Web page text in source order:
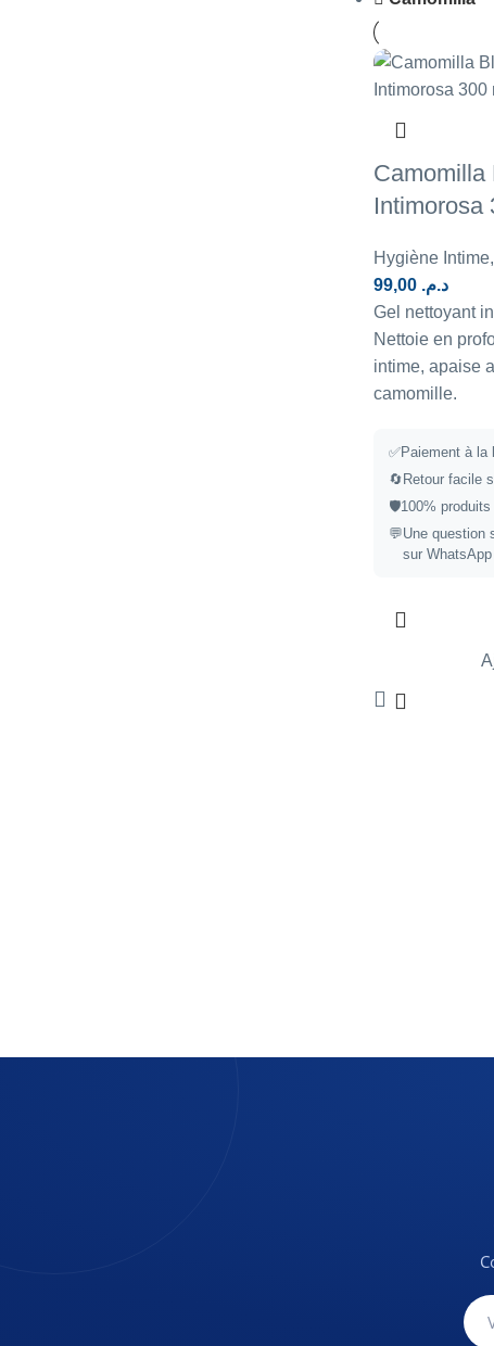
Camomilla
Intimorosa
Hygiène Intime,
د.م. 99,00
Gel nettoyant
Nettoie en
intime, apaise
camomille.
✅Paiement à la
🔄 Retour facile
🛡️100%
💬Une question
sur WhatsApp